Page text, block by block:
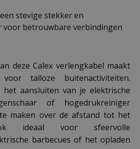
stevige stekker en
voor betrouwbare verbindingen
deze Calex verlengkabel maakt
talloze buitenactiviteiten.
aansluiten van je elektrische
of hogedrukreiniger
maken over de afstand tot het
ideaal voor sfeervolle
barbecues of het opladen